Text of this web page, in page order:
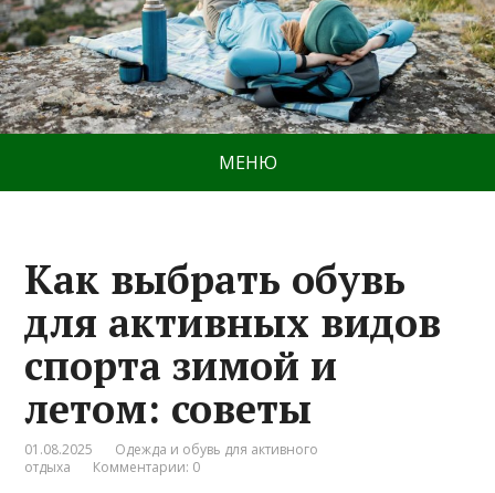
МЕНЮ
Как выбрать обувь
для активных видов
спорта зимой и
летом: советы
01.08.2025
Одежда и обувь для активного
отдыха
Комментарии: 0